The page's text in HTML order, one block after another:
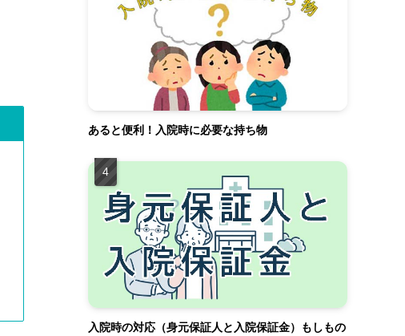
あると便利！入院時に必要な持ち物
入院時の対応（身元保証人と入院保証金）もしもの